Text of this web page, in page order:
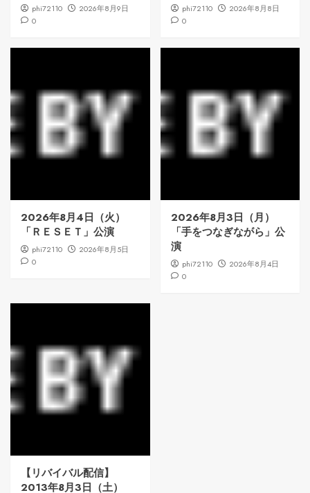
phi72110
2026年8月9日
0
phi72110
2026年8月8日
0
2026年8月4日（火）
「ＲＥＳＥＴ」公演
phi72110
2026年8月5日
0
2026年8月3日（月）
「手をつなぎながら」公
演
phi72110
2026年8月4日
0
【リバイバル配信】
2013年8月3日（土）